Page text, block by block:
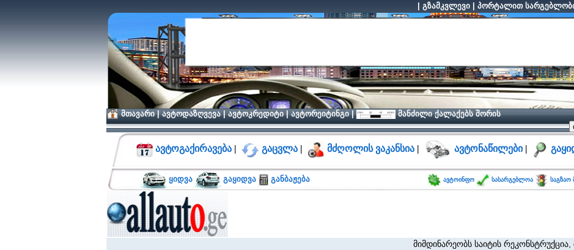
გზამკვლევი პორტალით
მთავარი|ავტოდაზღვევა|ავტოკრედიტი|ავტორეიტინგი| მანძილი ქალაქებს შორის
ავტოგაქირავება | გაცვლა | მძღოლის ვაკანსია | ავტონაწილები|
ყიდვა გაყიდვა განბაჟება ავტოინფო სასარგებლოა საგზაო
მიმდინარეობს საიტის რეკონსტრუქცია,